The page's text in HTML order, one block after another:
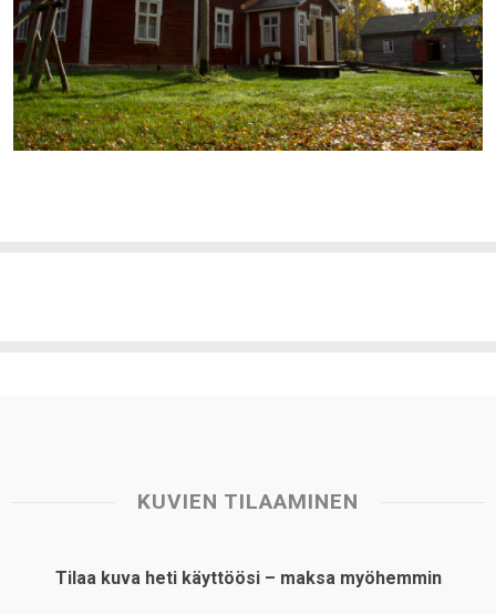
KUVIEN TILAAMINEN
Tilaa kuva heti käyttöösi – maksa myöhemmin